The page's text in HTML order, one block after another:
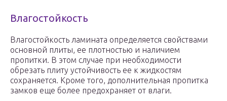
Влагостойкость
Влагостойкость ламината определяется свойствами
основной плиты, ее плотностью и наличием
пропитки. В этом случае при необходимости
обрезать плиту устойчивость ее к жидкостям
сохраняется. Кроме того, дополнительная пропитка
замков еще более предохраняет от влаги.